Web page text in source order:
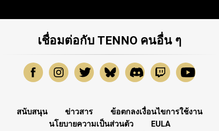
เชื่อมต่อกับ TENNO คนอื่น ๆ
สนับสนุน ข่าวสาร
ข้อตกลงเงื่อนไขการใช้งาน
นโยบายความเป็นส่วนตัว
EULA